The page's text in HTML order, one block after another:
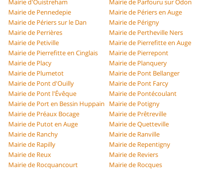
Mairie d'Ouistreham
Mairie de Parfouru sur Odon
Mairie de Pennedepie
Mairie de Périers en Auge
Mairie de Périers sur le Dan
Mairie de Périgny
Mairie de Perrières
Mairie de Pertheville Ners
Mairie de Petiville
Mairie de Pierrefitte en Auge
Mairie de Pierrefitte en Cinglais
Mairie de Pierrepont
Mairie de Placy
Mairie de Planquery
Mairie de Plumetot
Mairie de Pont Bellanger
Mairie de Pont d'Ouilly
Mairie de Pont Farcy
Mairie de Pont l'Évêque
Mairie de Pontécoulant
Mairie de Port en Bessin Huppain
Mairie de Potigny
Mairie de Préaux Bocage
Mairie de Prêtreville
Mairie de Putot en Auge
Mairie de Quetteville
Mairie de Ranchy
Mairie de Ranville
Mairie de Rapilly
Mairie de Repentigny
Mairie de Reux
Mairie de Reviers
Mairie de Rocquancourt
Mairie de Rocques